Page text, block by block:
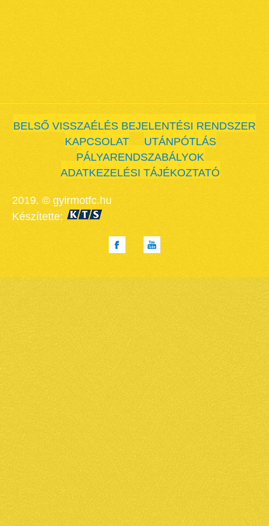
BELSŐ VISSZAÉLÉS BEJELENTÉSI RENDSZER
KAPCSOLAT
UTÁNPÓTLÁS
PÁLYARENDSZABÁLYOK
ADATKEZELÉSI TÁJÉKOZTATÓ
2019. © gyirmotfc.hu
Készítette: